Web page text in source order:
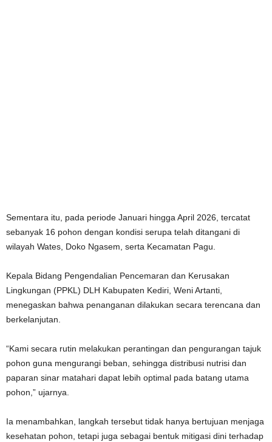
Sementara itu, pada periode Januari hingga April 2026, tercatat
sebanyak 16 pohon dengan kondisi serupa telah ditangani di
wilayah Wates, Doko Ngasem, serta Kecamatan Pagu.
Kepala Bidang Pengendalian Pencemaran dan Kerusakan
Lingkungan (PPKL) DLH Kabupaten Kediri, Weni Artanti,
menegaskan bahwa penanganan dilakukan secara terencana dan
berkelanjutan.
“Kami secara rutin melakukan perantingan dan pengurangan tajuk
pohon guna mengurangi beban, sehingga distribusi nutrisi dan
paparan sinar matahari dapat lebih optimal pada batang utama
pohon,” ujarnya.
Ia menambahkan, langkah tersebut tidak hanya bertujuan menjaga
kesehatan pohon, tetapi juga sebagai bentuk mitigasi dini terhadap